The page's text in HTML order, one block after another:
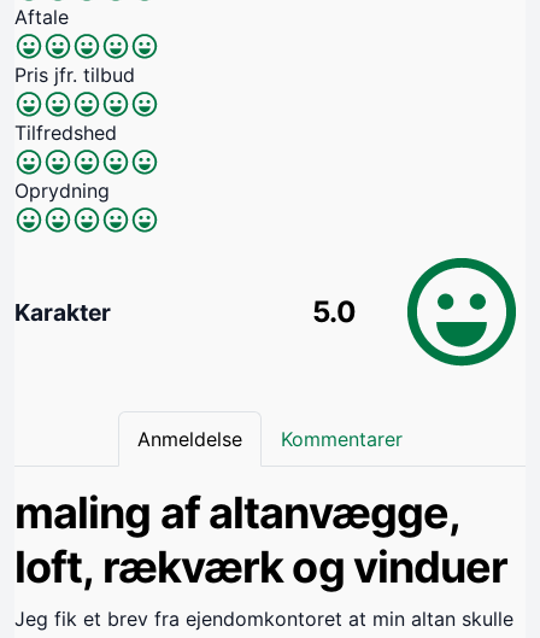
Aftale
Pris jfr. tilbud
Tilfredshed
Oprydning
Karakter 5.0
Anmeldelse Kommentarer
maling af altanvægge,
loft, rækværk og vinduer
Jeg fik et brev fra ejendomkontoret at min altan skulle